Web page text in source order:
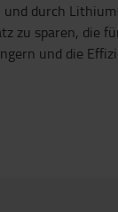
durch
zu sparen, die
und die